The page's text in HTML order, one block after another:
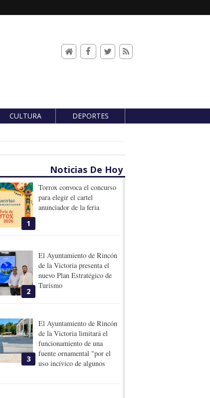
CULTURA DEPORTES
Noticias De Hoy
1
Torrox convoca el concurso
para elegir el cartel
anunciador de la feria
2
El Ayuntamiento de Rincón
de la Victoria presenta el
nuevo Plan Estratégico de
Turismo
3
El Ayuntamiento de Rincón
de la Victoria limitará el
funcionamiento de una
fuente ornamental "por el
uso incívico de algunos